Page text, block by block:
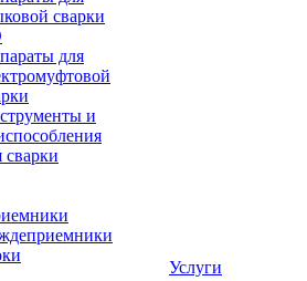
сварки
для
и
сварки
Услуги